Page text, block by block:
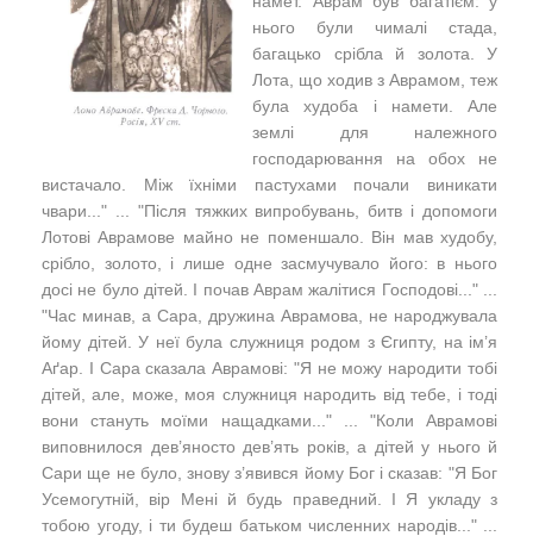
нього були чималі стада,
багацько срібла й золота. У
Лота, що ходив з Аврамом, теж
була худоба і намети. Але
землі для належного
господарювання на обох не
вистачало. Між їхніми пастухами почали виникати
чвари..." ... "Після тяжких випробувань, битв і допомоги
Лотові Аврамове майно не поменшало. Він мав худобу,
срібло, золото, і лише одне засмучувало його: в нього
досі не було дітей. І почав Аврам жалітися Господові..." ...
"Час минав, а Сара, дружина Аврамова, не народжувала
йому дітей. У неї була служниця родом з Єгипту, на ім’я
Аґар. І Сара сказала Аврамові: "Я не можу народити тобі
дітей, але, може, моя служниця народить від тебе, і тоді
вони стануть моїми нащадками..." ... "Коли Аврамові
виповнилося дев’яносто дев’ять років, а дітей у нього й
Сари ще не було, знову з’явився йому Бог і сказав: "Я Бог
Усемогутній, вір Мені й будь праведний. І Я укладу з
тобою угоду, і ти будеш батьком численних народів..." ...